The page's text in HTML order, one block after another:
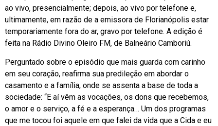
ao vivo, presencialmente; depois, ao vivo por telefone e,
ultimamente, em razão de a emissora de Florianópolis estar
temporariamente fora do ar, gravo por telefone. A edição é
feita na Rádio Divino Oleiro FM, de Balneário Camboriú.
Perguntado sobre o episódio que mais guarda com carinho
em seu coração, reafirma sua predileção em abordar o
casamento e a família, onde se assenta a base de toda a
sociedade: “E aí vêm as vocações, os dons que recebemos,
o amor e o serviço, a fé e a esperança… Um dos programas
que me tocou foi aquele em que falei da vida que a Cida e eu